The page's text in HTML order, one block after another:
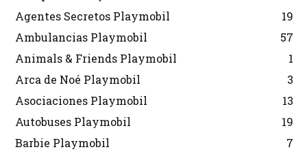
Agentes Secretos Playmobil
19
Ambulancias Playmobil
57
Animals & Friends Playmobil
1
Arca de Noé Playmobil
3
Asociaciones Playmobil
13
Autobuses Playmobil
19
Barbie Playmobil
7